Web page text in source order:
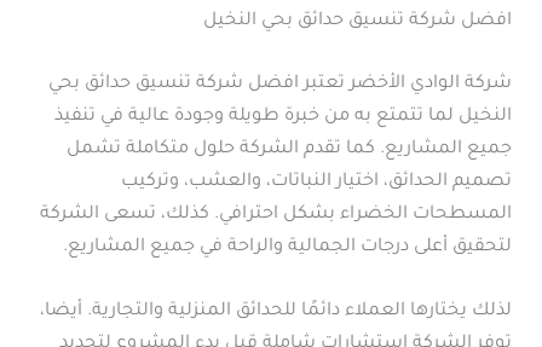
افضل شركة تنسيق حدائق بحي النخيل
شركة الوادي الأخضر تعتبر افضل شركة تنسيق حدائق بحي
النخيل لما تتمتع به من خبرة طويلة وجودة عالية في تنفيذ
جميع المشاريع. كما تقدم الشركة حلول متكاملة تشمل
تصميم الحدائق، اختيار النباتات، والعشب، وتركيب
المسطحات الخضراء بشكل احترافي. كذلك، تسعى الشركة
لتحقيق أعلى درجات الجمالية والراحة في جميع المشاريع.
لذلك يختارها العملاء دائمًا للحدائق المنزلية والتجارية. أيضا،